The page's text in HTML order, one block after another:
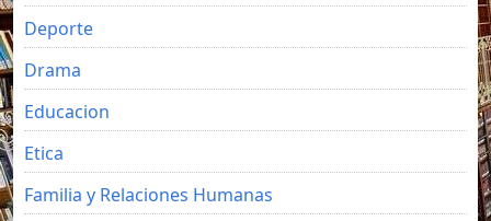
Deporte
Drama
Educacion
Etica
Familia y Relaciones Humanas